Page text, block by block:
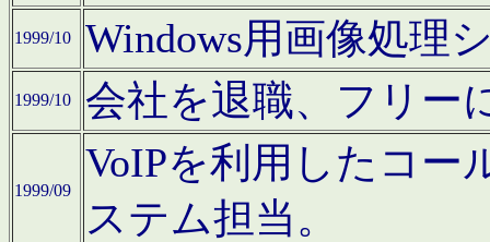
1999/10 Windows用画像処理
1999/10 会社を退職、フリー
1999/09
VoIPを利用したコー
ステム担当。